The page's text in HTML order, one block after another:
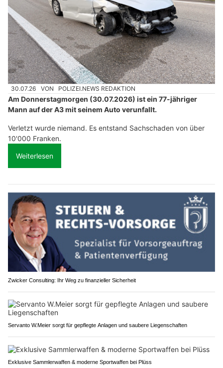
30.07.26 VON POLIZEI.NEWS REDAKTION
Am Donnerstagmorgen (30.07.2026) ist ein 77-jähriger
Mann auf der A3 mit seinem Auto verunfallt.
Verletzt wurde niemand. Es entstand Sachschaden von über
10'000 Franken.
Weiterlesen
Zwicker Consulting: Ihr Weg zu finanzieller Sicherheit
Servanto W.Meier sorgt für gepflegte Anlagen und saubere Liegenschaften
Exklusive Sammlerwaffen & moderne Sportwaffen bei Plüss